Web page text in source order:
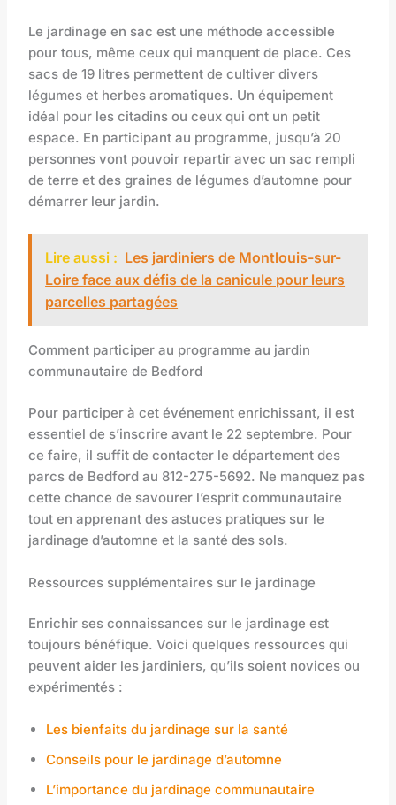
Le jardinage en sac est une méthode accessible
pour tous, même ceux qui manquent de place. Ces
sacs de 19 litres permettent de cultiver divers
légumes et herbes aromatiques. Un équipement
idéal pour les citadins ou ceux qui ont un petit
espace. En participant au programme, jusqu’à 20
personnes vont pouvoir repartir avec un sac rempli
de terre et des graines de légumes d’automne pour
démarrer leur jardin.
Lire aussi : Les jardiniers de Montlouis-sur-
Loire face aux défis de la canicule pour leurs
parcelles partagées
Comment participer au programme au jardin
communautaire de Bedford
Pour participer à cet événement enrichissant, il est
essentiel de s’inscrire avant le 22 septembre. Pour
ce faire, il suffit de contacter le département des
parcs de Bedford au 812-275-5692. Ne manquez pas
cette chance de savourer l’esprit communautaire
tout en apprenant des astuces pratiques sur le
jardinage d’automne et la santé des sols.
Ressources supplémentaires sur le jardinage
Enrichir ses connaissances sur le jardinage est
toujours bénéfique. Voici quelques ressources qui
peuvent aider les jardiniers, qu’ils soient novices ou
expérimentés :
Les bienfaits du jardinage sur la santé
Conseils pour le jardinage d’automne
L’importance du jardinage communautaire